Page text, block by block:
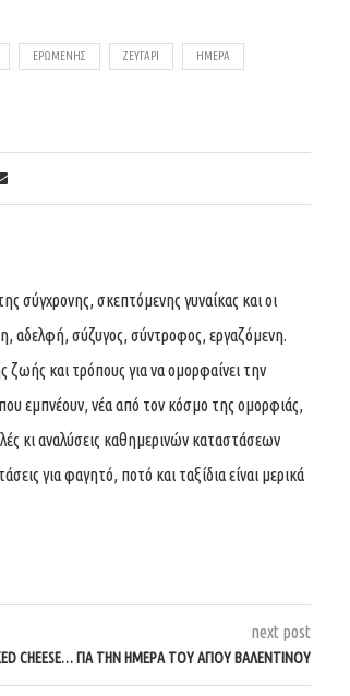
ΕΡΩΜΈΝΗΣ ΖΕΥΓΆΡΙ ΗΜΈΡΑ
σύγχρονης, σκεπτόμενης γυναίκας και οι
αδελφή, σύζυγος, σύντροφος, εργαζόμενη.
ζωής και τρόπους για να ομορφαίνει την
εμπνέουν, νέα από τον κόσμο της ομορφιάς,
κι αναλύσεις καθημερινών καταστάσεων
για φαγητό, ποτό και ταξίδια είναι μερικά
next post
CHEESE… ΓΙΑ ΤΗΝ ΗΜΈΡΑ ΤΟΥ ΑΓΊΟΥ ΒΑΛΕΝΤΊΝΟΥ